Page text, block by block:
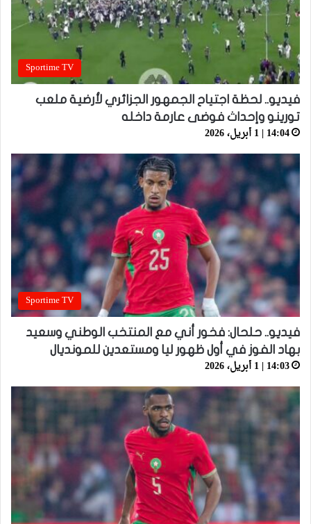
Sportime TV
فيديو.. لحظة اجتياح الجمهور الجزائري لأرضية ملعب
تورينو وإحداث فوضى عارمة داخله
14:04 | 1 أبريل، 2026
Sportime TV
فيديو.. حلحال: فخور أني مع المنتخب الوطني وسعيد
بهاد الفوز في أول ظهور ليا ومستعدين للمونديال
14:03 | 1 أبريل، 2026